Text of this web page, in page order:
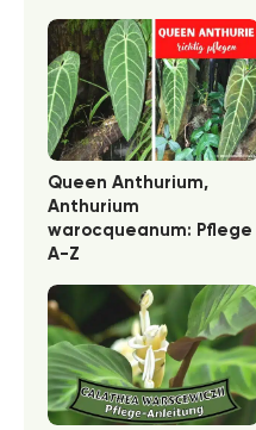
Queen Anthurium,
Anthurium
warocqueanum: Pflege
A-Z